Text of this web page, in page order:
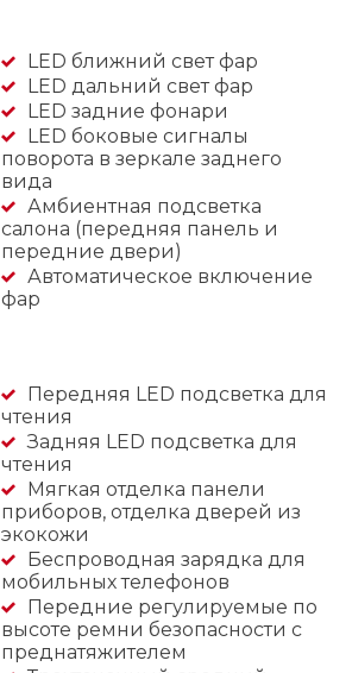
LED ближний свет фар
LED дальний свет фар
LED задние фонари
LED боковые сигналы
поворота в зеркале заднего
вида
Амбиентная подсветка
салона (передняя панель и
передние двери)
Автоматическое включение
фар
Передняя LED подсветка для
чтения
Задняя LED подсветка для
чтения
Мягкая отделка панели
приборов, отделка дверей из
экокожи
Беспроводная зарядка для
мобильных телефонов
Передние регулируемые по
высоте ремни безопасности с
преднатяжителем